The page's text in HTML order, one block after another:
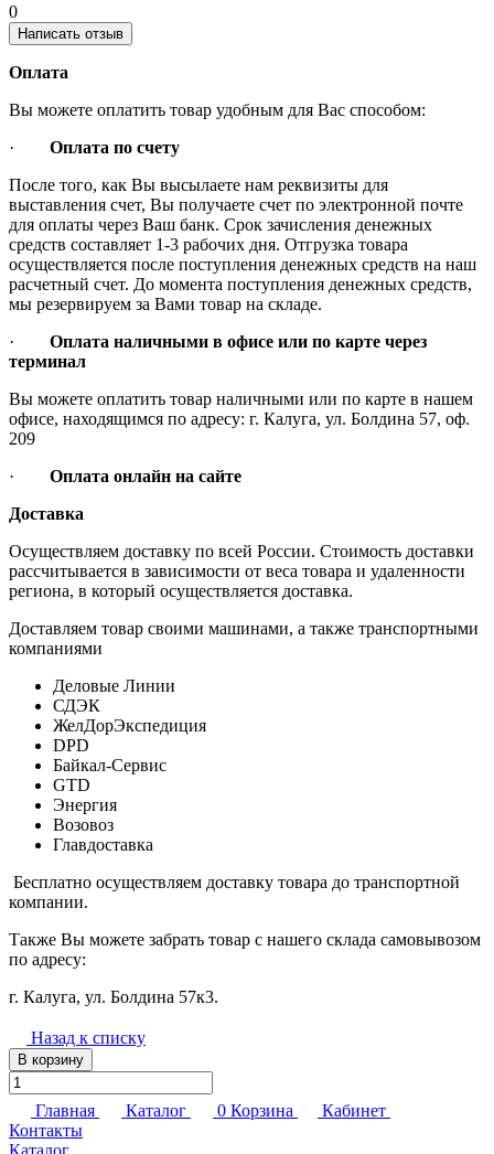
0
Написать отзыв
Оплата
Вы можете оплатить товар удобным для Вас способом:
· Оплата по счету
После того, как Вы высылаете нам реквизиты для
выставления счет, Вы получаете счет по электронной почте
для оплаты через Ваш банк. Срок зачисления денежных
средств составляет 1-3 рабочих дня. Отгрузка товара
осуществляется после поступления денежных средств на наш
расчетный счет. До момента поступления денежных средств,
мы резервируем за Вами товар на складе.
· Оплата наличными в офисе или по карте через
терминал
Вы можете оплатить товар наличными или по карте в нашем
офисе, находящимся по адресу: г. Калуга, ул. Болдина 57, оф.
209
· Оплата онлайн на сайте
Доставка
Осуществляем доставку по всей России. Стоимость доставки
рассчитывается в зависимости от веса товара и удаленности
региона, в который осуществляется доставка.
Доставляем товар своими машинами, а также транспортными
компаниями
Деловые Линии
СДЭК
ЖелДорЭкспедиция
DPD
Байкал-Сервис
GTD
Энергия
Возовоз
Главдоставка
Бесплатно осуществляем доставку товара до транспортной
компании.
Также Вы можете забрать товар с нашего склада самовывозом
по адресу:
г. Калуга, ул. Болдина 57к3.
Назад к списку
В корзину
Главная Каталог 0 Корзина
Кабинет
Контакты
Каталог